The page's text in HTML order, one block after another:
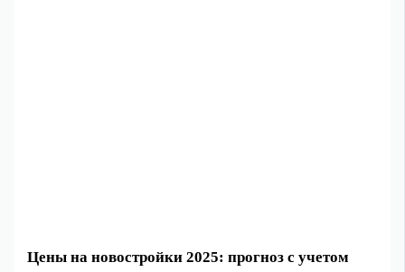
Цены на новостройки 2025: прогноз с учетом